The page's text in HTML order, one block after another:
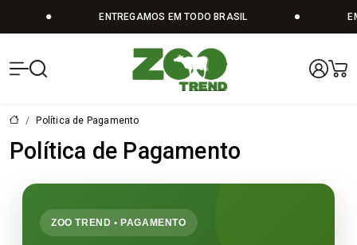
ENTREGAMOS EM TODO BRASIL
Zoo Trend |
Política de Pagamento
Política de Pagamento
ZOO TREND • PAGAMENTO